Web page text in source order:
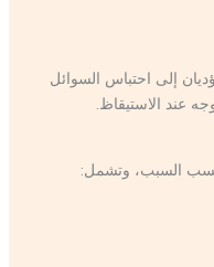
إلى احتباس السوائل
عند الاستيقاظ.
حسب السبب، وتشمل: